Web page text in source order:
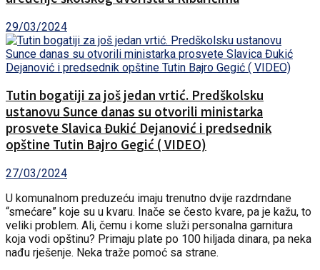
29/03/2024
Tutin bogatiji za još jedan vrtić. Predškolsku
ustanovu Sunce danas su otvorili ministarka
prosvete Slavica Đukić Dejanović i predsednik
opštine Tutin Bajro Gegić ( VIDEO)
27/03/2024
U komunalnom preduzeću imaju trenutno dvije razdrndane
“smećare” koje su u kvaru. Inače se često kvare, pa je kažu, to
veliki problem. Ali, čemu i kome služi personalna garnitura
koja vodi opštinu? Primaju plate po 100 hiljada dinara, pa neka
nađu rješenje. Neka traže pomoć sa strane.